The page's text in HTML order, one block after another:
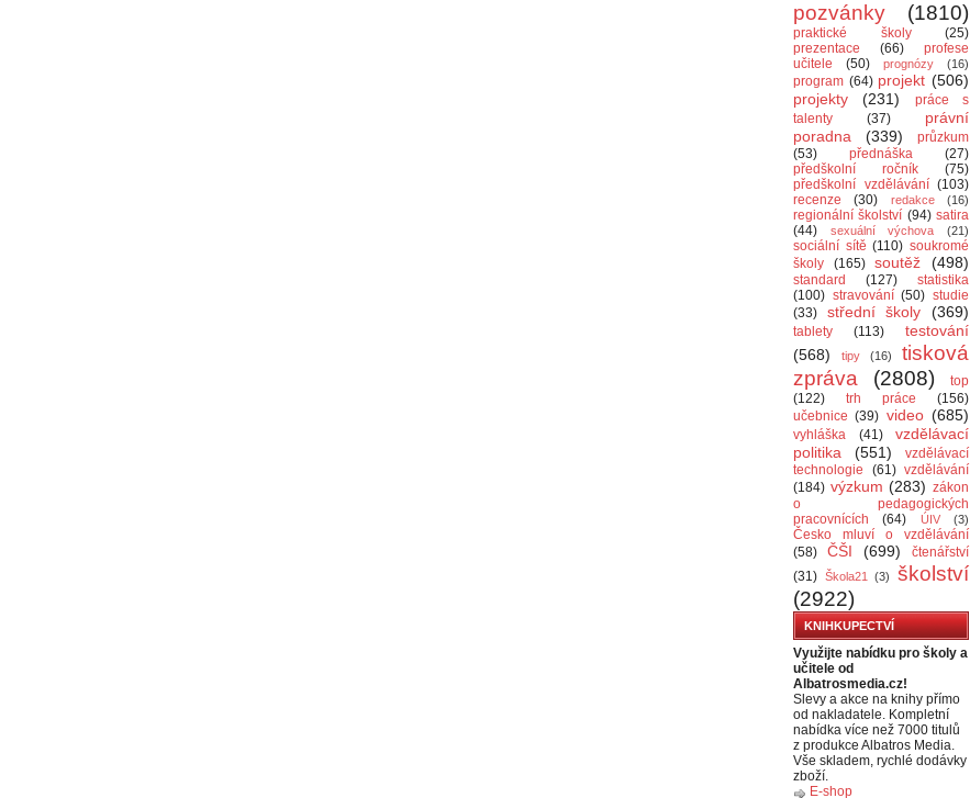
pozvánky
(1810)
praktické školy
(25)
prezentace
(66)
profese
učitele
(50) prognózy (16)
program (64) projekt (506)
projekty
(231)
práce s
talenty
(37)
právní
poradna
(339)
průzkum
(53)
přednáška
(27)
předškolní ročník
(75)
předškolní vzdělávání (103)
recenze
(30) redakce (16)
regionální školství (94) satira
(44)
sexuální výchova (21)
sociální sítě (110) soukromé
školy
(165) soutěž (498)
standard (127)
statistika
(100) stravování (50) studie
(33)
střední školy (369)
tablety (113)
testování
(568)
tipy (16)
tisková
zpráva
(2808)
top
(122)
trh práce
(156)
učebnice (39) video (685)
vyhláška (41)
vzdělávací
politika
(551)
vzdělávací
technologie
(61) vzdělávání
(184) výzkum (283) zákon
o pedagogických
pracovnících
(64) ÚIV (3)
Česko mluví o vzdělávání
(58)
ČŠI (699)
čtenářství
(31) Škola21 (3)
školství
(2922)
KNIHKUPECTVÍ
Využijte nabídku pro školy a
učitele od
Albatrosmedia.cz!
Slevy a akce na knihy přímo
od nakladatele. Kompletní
nabídka více než 7000 titulů
z produkce Albatros Media.
Vše skladem, rychlé dodávky
zboží.
E-shop